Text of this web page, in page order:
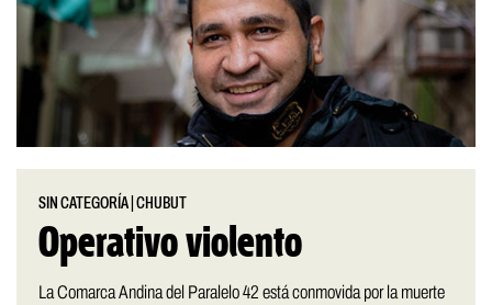
SIN CATEGORÍA |CHUBUT
Operativo violento
La Comarca Andina del Paralelo 42 está conmovida por la muerte